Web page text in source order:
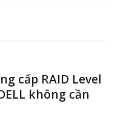
cấp RAID Level
không cần